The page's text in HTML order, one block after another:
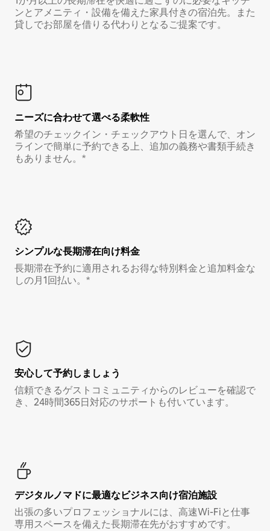
ンとアメニティ・設備を備えた家具付きの宿泊先。また
貸しでお部屋を借りる代わりとなるご提案です。
ニーズに合わせて選べる柔軟性
希望のチェックイン・チェックアウト日を選んで、オン
ラインで簡単に予約できる上、追加の義務や書類手続き
もありません。*
シンプルな長期滞在向け料金
長期滞在予約に適用されるお得な特別料金と追加料金な
しの月1回払い。*
安心して予約しましょう
信頼できるゲストコミュニティからのレビューを確認で
き、24時間365日対応のサポートも付いています。
デジタルノマド⁠に最⁠適⁠なビ⁠ジ⁠ネ⁠ス⁠向⁠け宿⁠泊⁠施⁠設
出張の多いプロフェッショナルには、高速Wi-Fiと仕事
専用スペースを備えた長期滞在先がおすすめです。